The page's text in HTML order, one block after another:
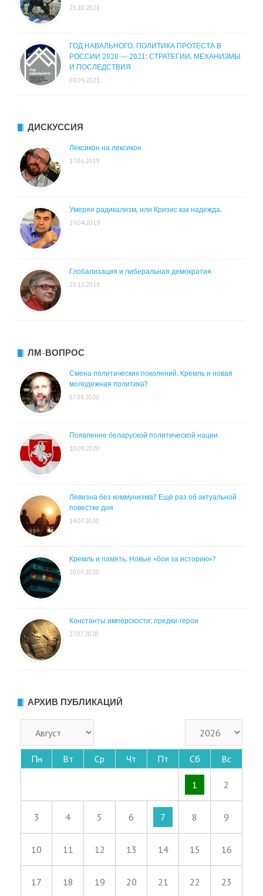
25.10.2021
ГОД НАВАЛЬНОГО. ПОЛИТИКА ПРОТЕСТА В
РОССИИ 2020 — 2021: СТРАТЕГИИ, МЕХАНИЗМЫ
И ПОСЛЕДСТВИЯ
08.09.2021
ДИСКУССИЯ
Лексикон на лексикон
17.06.2019
Умеряя радикализм, или Кризис как надежда.
29.04.2019
Глобализация и либеральная демократия
23.11.2018
ЛМ-ВОПРОС
Смена политических поколений. Кремль и новая
молодежная политика?
07.08.2020
Появление беларуской политической нации
10.08.2020
Левизна без коммунизма? Ещё раз об актуальной
повестке дня
14.07.2020
Кремль и память. Новые «бои за историю»?
20.07.2020
Константы имперскости: предки-герои
27.07.2020
АРХИВ ПУБЛИКАЦИЙ
Пн Вт Ср Чт Пт Сб Вс
1 2
3 4 5 6 7 8 9
10 11 12 13 14 15 16
17 18 19 20 21 22 23